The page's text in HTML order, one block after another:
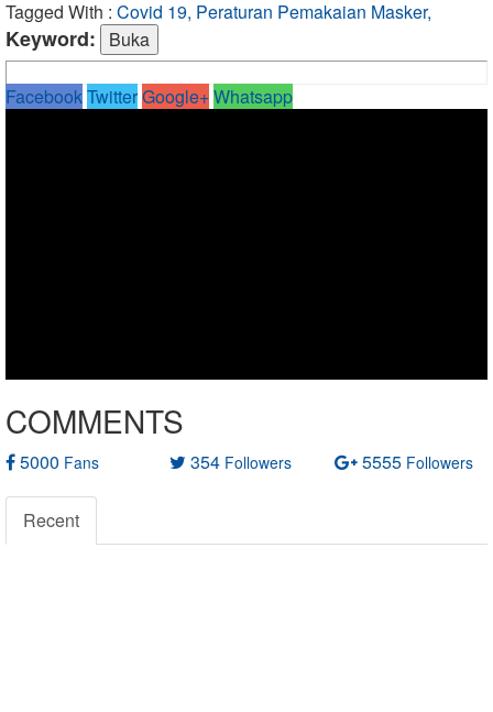
Tagged With : Covid 19, Peraturan Pemakaian Masker,
Keyword:
FacebookTwitterGoogle+Whatsapp
COMMENTS
5000 Fans 354 Followers 5555 Followers
Recent